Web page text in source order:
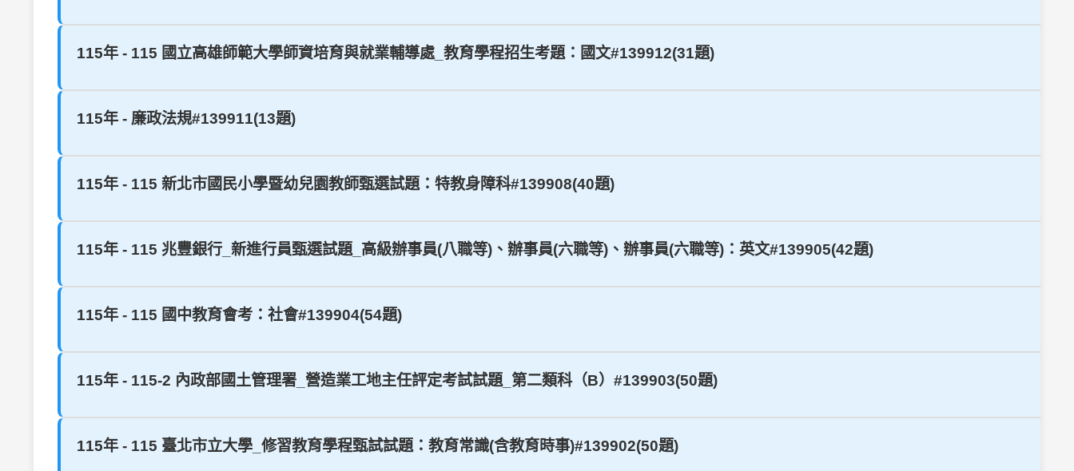
115年 - 115 國立高雄師範大學師資培育與就業輔導處_教育學程招生考題：國文#139912(31題)
115年 - 廉政法規#139911(13題)
115年 - 115 新北市國民小學暨幼兒園教師甄選試題：特教身障科#139908(40題)
115年 - 115 兆豐銀行_新進行員甄選試題_高級辦事員(八職等)、辦事員(六職等)、辦事員(六職等)：英文#139905(42題)
115年 - 115 國中教育會考：社會#139904(54題)
115年 - 115-2 內政部國土管理署_營造業工地主任評定考試試題_第二類科（B）#139903(50題)
115年 - 115 臺北市立大學_修習教育學程甄試試題：教育常識(含教育時事)#139902(50題)